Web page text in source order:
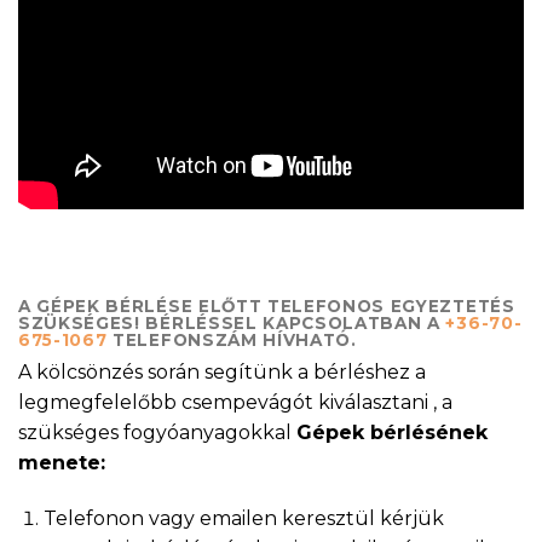
A GÉPEK BÉRLÉSE ELŐTT TELEFONOS EGYEZTETÉS
SZÜKSÉGES! BÉRLÉSSEL KAPCSOLATBAN A+36-70-
675-1067 TELEFONSZÁM HÍVHATÓ.
A kölcsönzés során segítünk a bérléshez a
legmegfelelőbb csempevágót kiválasztani , a
szükséges fogyóanyagokkal Gépek bérlésének
menete:
Telefonon vagy emailen keresztül kérjük